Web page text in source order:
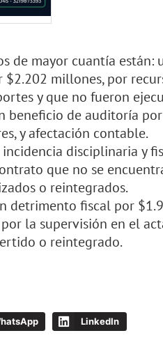
de mayor cuantía están:
millones, por
y que no fueron
beneficio de auditoría
y afectación contable.
disciplinaria y
que no se
o reintegrados.
detrimento fiscal por
la supervisión en el
o reintegrado.
LinkedIn